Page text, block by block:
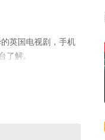
英国电视剧，手机
了解。